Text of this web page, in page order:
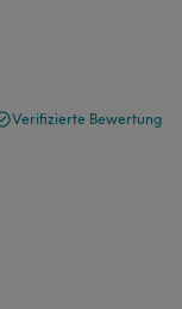
Verifizierte Bewertung